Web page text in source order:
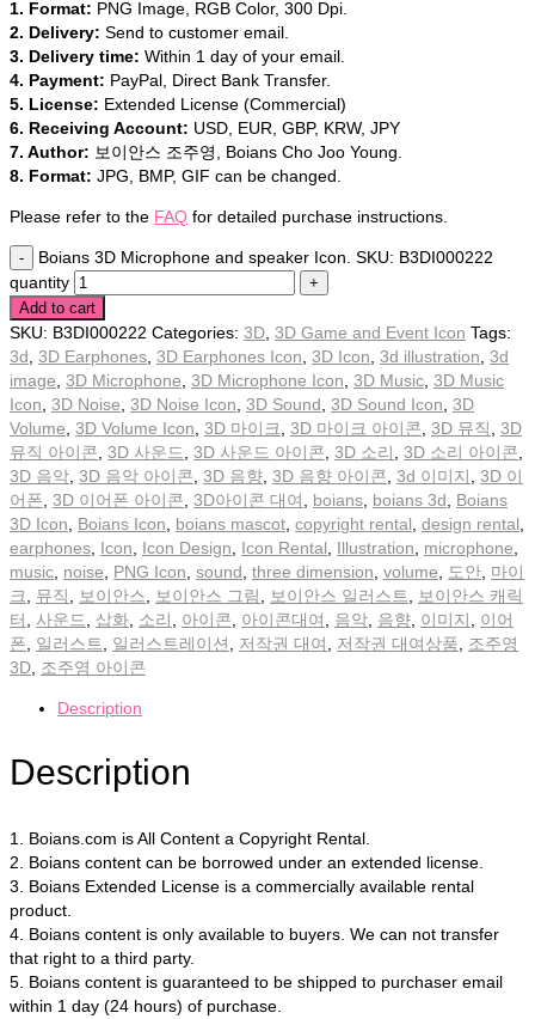
1. Format: PNG Image, RGB Color, 300 Dpi.
2. Delivery: Send to customer email.
3. Delivery time: Within 1 day of your email.
4. Payment: PayPal, Direct Bank Transfer.
5. License: Extended License (Commercial)
6. Receiving Account: USD, EUR, GBP, KRW, JPY
7. Author: 보이안스 조주영, Boians Cho Joo Young.
8. Format: JPG, BMP, GIF can be changed.
Please refer to the FAQ for detailed purchase instructions.
Boians 3D Microphone and speaker Icon. SKU: B3DI000222
quantity
Add to cart
SKU: B3DI000222 Categories: 3D 3D Game and Event Icon Tags:
3d 3D Earphones 3D Earphones Icon 3D Icon 3d illustration 3d
image 3D Microphone 3D Microphone Icon 3D Music 3D Music
Icon 3D Noise 3D Noise Icon 3D Sound 3D Sound Icon 3D
Volume 3D Volume Icon 3D 마이크 3D 마이크 아이콘 3D 뮤직
3D
뮤직 아이콘 3D 사운드 3D 사운드 아이콘 3D 소리 3D 소리 아이콘
3D 음악 3D 음악 아이콘 3D 음향 3D 음향 아이콘 3d 이미지
3D 이
어폰 3D 이어폰 아이콘 3D아이콘 대여 boians boians 3d
Boians
3D Icon
Boians Icon boians mascot copyright rental design rental
earphones Icon Icon Design Icon Rental Illustration microphone
music noise PNG Icon sound three dimension volume 도안 마이
크
뮤직 보이안스 보이안스 그림 보이안스 일러스트
보이안스 캐릭
터
사운드 삽화 소리 아이콘 아이콘대여 음악 음향 이미지
이어
폰
일러스트 일러스트레이션 저작권 대여 저작권 대여상품
조주영
3D 조주영 아이콘
Description
Description
1. Boians.com is All Content a Copyright Rental.
2. Boians content can be borrowed under an extended license.
3. Boians Extended License is a commercially available rental
product.
4. Boians content is only available to buyers. We can not transfer
that right to a third party.
5. Boians content is guaranteed to be shipped to purchaser email
within 1 day (24 hours) of purchase.